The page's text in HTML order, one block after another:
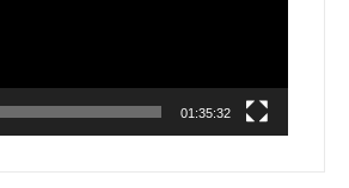
01:35:32